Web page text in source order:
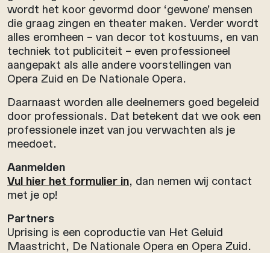
wordt het koor gevormd door ‘gewone’ mensen
die graag zingen en theater maken. Verder wordt
alles eromheen – van decor tot kostuums, en van
techniek tot publiciteit – even professioneel
aangepakt als alle andere voorstellingen van
Opera Zuid en De Nationale Opera.
Daarnaast worden alle deelnemers goed begeleid
door professionals. Dat betekent dat we ook een
professionele inzet van jou verwachten als je
meedoet.
Aanmelden
Vul hier het formulier in, dan nemen wij contact
met je op!
Partners
Uprising is een coproductie van Het Geluid
Maastricht, De Nationale Opera en Opera Zuid.